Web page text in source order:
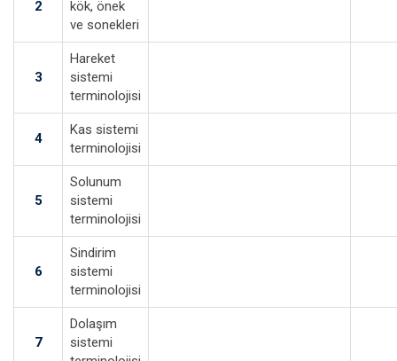
2
kök, önek
ve sonekleri
3
Hareket
sistemi
terminolojisi
4
Kas sistemi
terminolojisi
5
Solunum
sistemi
terminolojisi
6
Sindirim
sistemi
terminolojisi
7
Dolaşım
sistemi